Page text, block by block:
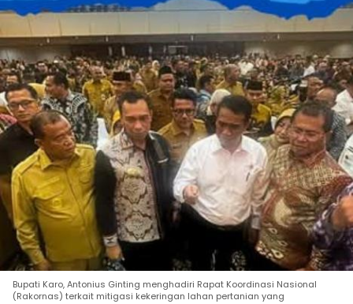
Bupati Karo, Antonius Ginting menghadiri Rapat Koordinasi Nasional
(Rakornas) terkait mitigasi kekeringan lahan pertanian yang